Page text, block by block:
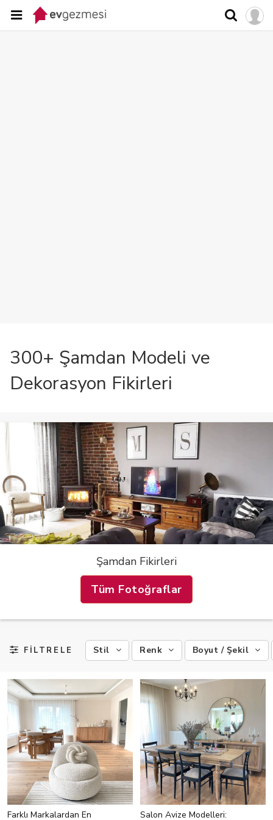
300+ Şamdan Modeli ve
Dekorasyon Fikirleri
Şamdan Fikirleri
Tüm Fotoğraflar
FİLTRELE Stil Renk Boyut / Şekil
Farklı Markalardan En
Salon Avize Modelleri: